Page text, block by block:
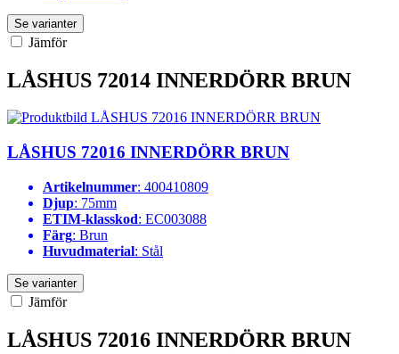
Se varianter
Jämför
LÅSHUS 72014 INNERDÖRR BRUN
LÅSHUS 72016 INNERDÖRR BRUN
Artikelnummer: 400410809
Djup: 75mm
ETIM-klasskod: EC003088
Färg: Brun
Huvudmaterial: Stål
Se varianter
Jämför
LÅSHUS 72016 INNERDÖRR BRUN